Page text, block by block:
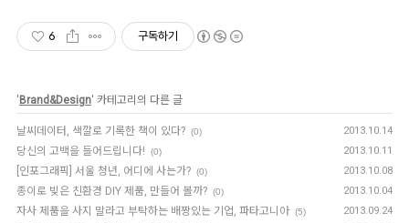
6 구독하기
' Brand&Design' 카테고리의 다른 글
날씨데이터, 색깔로 기록한 책이 있다? (0) 2013.10.14
당신의 고백을 들어드립니다! (0) 2013.10.11
[인포그래픽] 서울 청년, 어디에 사는가? (0) 2013.10.08
종이로 빚은 친환경 DIY 제품, 만들어 볼까? (0) 2013.10.04
자사 제품을 사지 말라고 부탁하는 배짱있는 기업, 파타고니아 (5) 2013.09.24